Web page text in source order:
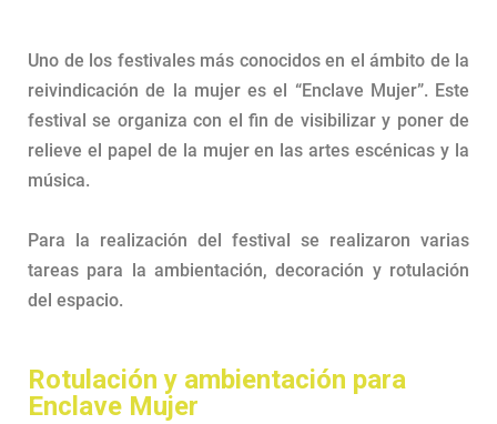
Uno de los festivales más conocidos en el ámbito de la
reivindicación de la mujer es el “Enclave Mujer”. Este
festival se organiza con el fin de visibilizar y poner de
relieve el papel de la mujer en las artes escénicas y la
música.
Para la realización del festival se realizaron varias
tareas para la ambientación, decoración y rotulación
del espacio.
Rotulación y ambientación para
Enclave Mujer